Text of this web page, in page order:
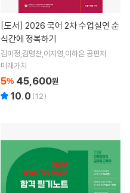
[도서]
식간에 정복하기
김미정,김명찬,이지영,이하은 공편저
미래가치
5% 45,600원
10.0 (12)